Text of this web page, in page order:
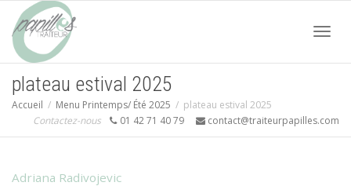
plateau estival 2025
Accueil Menu Printemps/ Été 2025
plateau estival 2025
Contactez-nous
01 42 71 40 79 contact@traiteurpapilles.com
Adriana Radivojevic